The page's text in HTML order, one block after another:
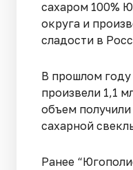
сахаром 100%
округа и
сладости в
В прошлом
произвели 1,1
объем
сахарной
Ранее